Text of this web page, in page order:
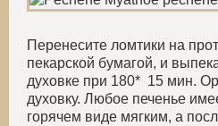
Перенесите ломтики на
пекарской бумагой, и
духовке при 180* 15 мин.
духовку. Любое печенье
горячем виде мягким, а